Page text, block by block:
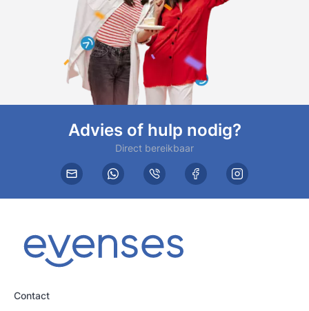
Advies of hulp nodig?
Direct bereikbaar
Contact